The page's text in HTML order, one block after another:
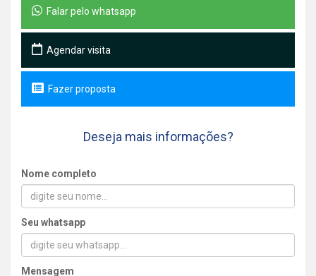
Falar pelo whatsapp
Agendar visita
Fazer proposta
Deseja mais informações?
Nome completo
Seu whatsapp
Mensagem